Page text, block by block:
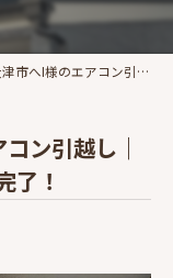
ン引越し｜東芝RAS-G251E8R！の移設完了！
ン引越し｜
了！